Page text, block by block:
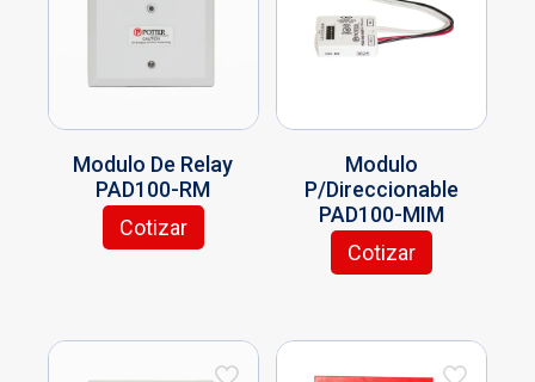
Modulo De Relay
PAD100-RM
Cotizar
Modulo
P/Direccionable
PAD100-MIM
Cotizar